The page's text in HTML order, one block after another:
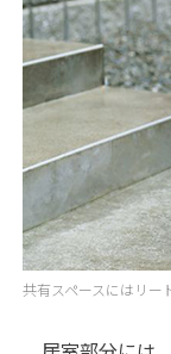
共有スペースにはリー